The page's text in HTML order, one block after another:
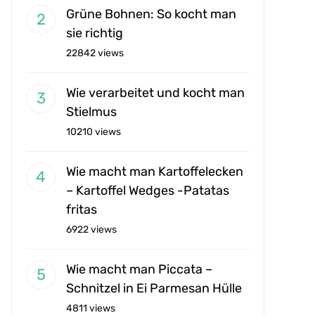
Grüne Bohnen: So kocht man
sie richtig
22842 views
Wie verarbeitet und kocht man
Stielmus
10210 views
Wie macht man Kartoffelecken
– Kartoffel Wedges -Patatas
fritas
6922 views
Wie macht man Piccata –
Schnitzel in Ei Parmesan Hülle
4811 views